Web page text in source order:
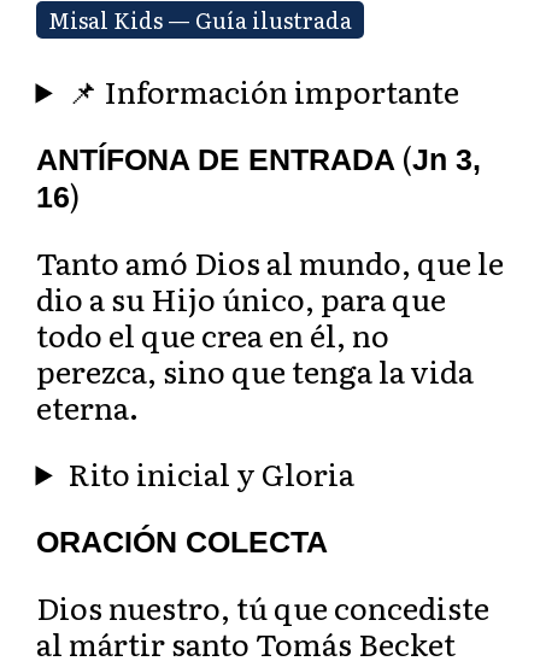
Misal Kids — Guía ilustrada
📌 Información importante
ANTÍFONA DE ENTRADA(Jn 3,
16)
Tanto amó Dios al mundo, que le
dio a su Hijo único, para que
todo el que crea en él, no
perezca, sino que tenga la vida
eterna.
Rito inicial y Gloria
ORACIÓN COLECTA
Dios nuestro, tú que concediste
al mártir santo Tomás Becket